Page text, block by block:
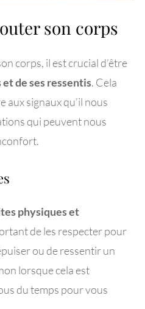
son corps
corps, il est crucial d’être
et de ses ressentis. Cela
aux signaux qu’il nous
qui peuvent nous
physiques et
de les respecter pour
ou de ressentir un
lorsque cela est
du temps pour vous